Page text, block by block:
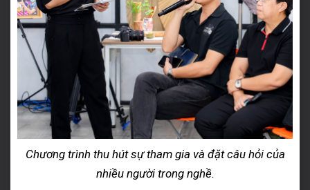
Chương trình thu hút sự tham gia và đặt câu hỏi của
nhiều người trong nghề.